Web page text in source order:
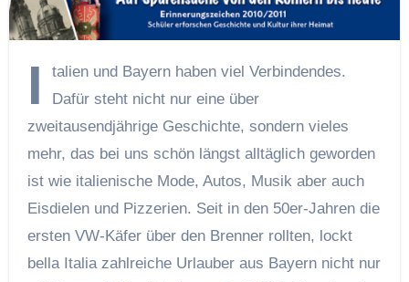
I
talien und Bayern haben viel Verbindendes.
Dafür steht nicht nur eine über
zweitausendjährige Geschichte, sondern vieles
mehr, das bei uns schön längst alltäglich geworden
ist wie italienische Mode, Autos, Musik aber auch
Eisdielen und Pizzerien. Seit in den 50er-Jahren die
ersten VW-Käfer über den Brenner rollten, lockt
bella Italia zahlreiche Urlauber aus Bayern nicht nur